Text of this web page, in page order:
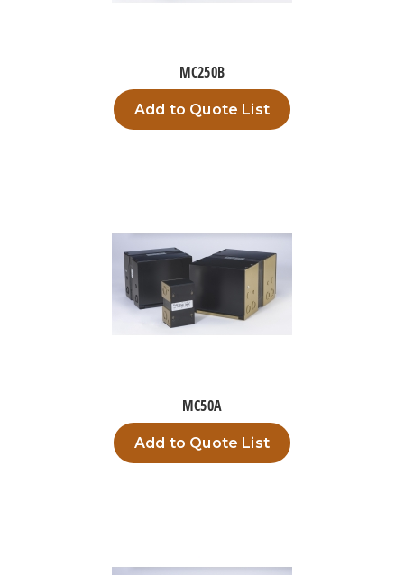
MC250B
Add to Quote List
MC50A
Add to Quote List